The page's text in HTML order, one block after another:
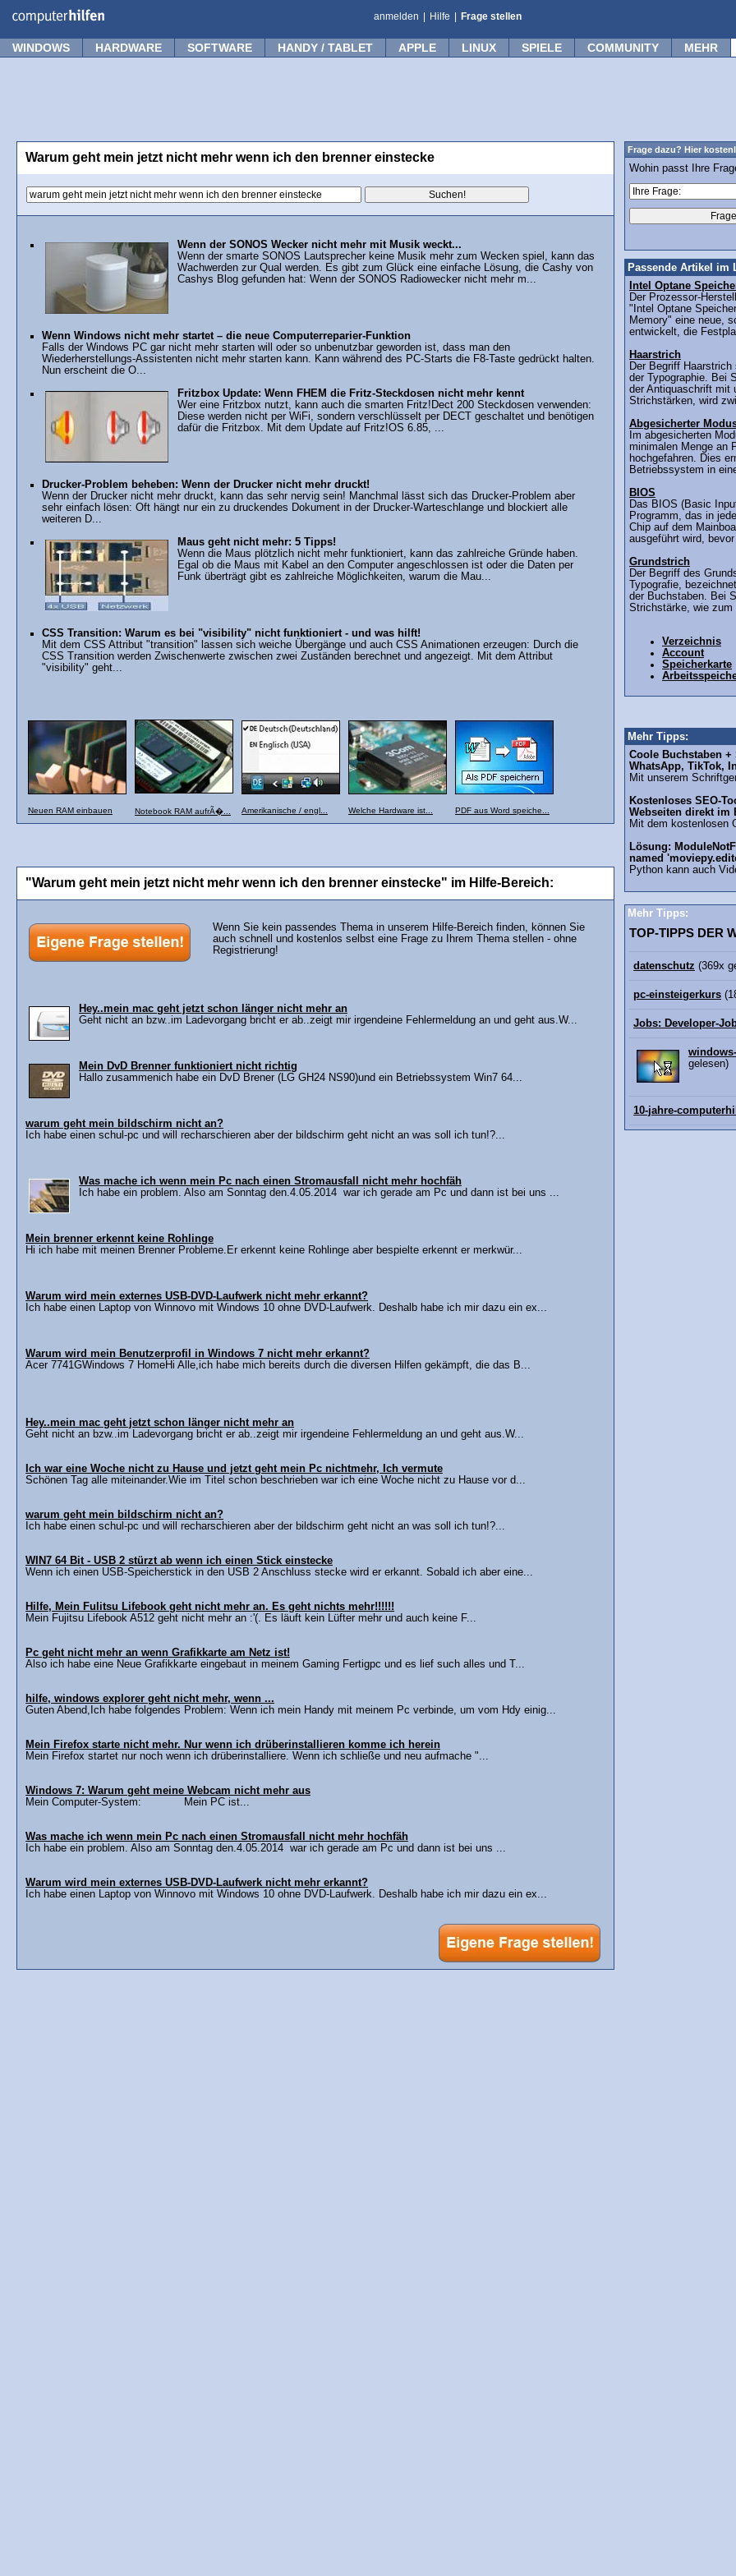
anmelden Hilfe Frage stellen
WINDOWS HARDWARE SOFTWARE HANDY / TABLET APPLE LINUX SPIELE COMMUNITY MEHR
Warum geht mein jetzt nicht mehr wenn ich den brenner einstecke
Wenn der SONOS Wecker nicht mehr mit Musik weckt...
Wenn der smarte SONOS Lautsprecher keine Musik mehr zum Wecken spiel, kann das
Wachwerden zur Qual werden. Es gibt zum Glück eine einfache Lösung, die Cashy von
Cashys Blog gefunden hat: Wenn der SONOS Radiowecker nicht mehr m...
Wenn Windows nicht mehr startet – die neue Computerreparier-Funktion
Falls der Windows PC gar nicht mehr starten will oder so unbenutzbar geworden ist, dass man den
Wiederherstellungs-Assistenten nicht mehr starten kann. Kann während des PC-Starts die F8-Taste gedrückt halten.
Nun erscheint die O...
Fritzbox Update: Wenn FHEM die Fritz-Steckdosen nicht mehr kennt
Wer eine Fritzbox nutzt, kann auch die smarten Fritz!Dect 200 Steckdosen verwenden:
Diese werden nicht per WiFi, sondern verschlüsselt per DECT geschaltet und benötigen
dafür die Fritzbox. Mit dem Update auf Fritz!OS 6.85, ...
Drucker-Problem beheben: Wenn der Drucker nicht mehr druckt!
Wenn der Drucker nicht mehr druckt, kann das sehr nervig sein! Manchmal lässt sich das Drucker-Problem aber
sehr einfach lösen: Oft hängt nur ein zu druckendes Dokument in der Drucker-Warteschlange und blockiert alle
weiteren D...
Maus geht nicht mehr: 5 Tipps!
Wenn die Maus plötzlich nicht mehr funktioniert, kann das zahlreiche Gründe haben.
Egal ob die Maus mit Kabel an den Computer angeschlossen ist oder die Daten per
Funk überträgt gibt es zahlreiche Möglichkeiten, warum die Mau...
CSS Transition: Warum es bei "visibility" nicht funktioniert - und was hilft!
Mit dem CSS Attribut "transition" lassen sich weiche Übergänge und auch CSS Animationen erzeugen: Durch die
CSS Transition werden Zwischenwerte zwischen zwei Zuständen berechnet und angezeigt. Mit dem Attribut
"visibility" geht...
Neuen RAM einbauen Notebook RAM aufrÃ�... Amerikanische / engl... Welche Hardware ist... PDF aus Word speiche...
"Warum geht mein jetzt nicht mehr wenn ich den brenner einstecke" im Hilfe-Bereich:
Wenn Sie kein passendes Thema in unserem Hilfe-Bereich finden, können Sie
auch schnell und kostenlos selbst eine Frage zu Ihrem Thema stellen - ohne
Registrierung!
Hey..mein mac geht jetzt schon länger nicht mehr an
Geht nicht an bzw..im Ladevorgang bricht er ab..zeigt mir irgendeine Fehlermeldung an und geht aus.W...
Mein DvD Brenner funktioniert nicht richtig
Hallo zusammenich habe ein DvD Brener (LG GH24 NS90)und ein Betriebssystem Win7 64...
warum geht mein bildschirm nicht an?
Ich habe einen schul-pc und will recharschieren aber der bildschirm geht nicht an was soll ich tun!?...
Was mache ich wenn mein Pc nach einen Stromausfall nicht mehr hochfäh
Ich habe ein problem. Also am Sonntag den.4.05.2014 war ich gerade am Pc und dann ist bei uns ...
Mein brenner erkennt keine Rohlinge
Hi ich habe mit meinen Brenner Probleme.Er erkennt keine Rohlinge aber bespielte erkennt er merkwür...
Warum wird mein externes USB-DVD-Laufwerk nicht mehr erkannt?
Ich habe einen Laptop von Winnovo mit Windows 10 ohne DVD-Laufwerk. Deshalb habe ich mir dazu ein ex...
Warum wird mein Benutzerprofil in Windows 7 nicht mehr erkannt?
Acer 7741GWindows 7 HomeHi Alle,ich habe mich bereits durch die diversen Hilfen gekämpft, die das B...
Hey..mein mac geht jetzt schon länger nicht mehr an
Geht nicht an bzw..im Ladevorgang bricht er ab..zeigt mir irgendeine Fehlermeldung an und geht aus.W...
Ich war eine Woche nicht zu Hause und jetzt geht mein Pc nichtmehr, Ich vermute
Schönen Tag alle miteinander.Wie im Titel schon beschrieben war ich eine Woche nicht zu Hause vor d...
warum geht mein bildschirm nicht an?
Ich habe einen schul-pc und will recharschieren aber der bildschirm geht nicht an was soll ich tun!?...
WIN7 64 Bit - USB 2 stürzt ab wenn ich einen Stick einstecke
Wenn ich einen USB-Speicherstick in den USB 2 Anschluss stecke wird er erkannt. Sobald ich aber eine...
Hilfe, Mein Fulitsu Lifebook geht nicht mehr an. Es geht nichts mehr!!!!!!
Mein Fujitsu Lifebook A512 geht nicht mehr an :'(. Es läuft kein Lüfter mehr und auch keine F...
Pc geht nicht mehr an wenn Grafikkarte am Netz ist!
Also ich habe eine Neue Grafikkarte eingebaut in meinem Gaming Fertigpc und es lief such alles und T...
hilfe, windows explorer geht nicht mehr, wenn ...
Guten Abend,Ich habe folgendes Problem: Wenn ich mein Handy mit meinem Pc verbinde, um vom Hdy einig...
Mein Firefox starte nicht mehr. Nur wenn ich drüberinstallieren komme ich herein
Mein Firefox startet nur noch wenn ich drüberinstalliere. Wenn ich schließe und neu aufmache "...
Windows 7: Warum geht meine Webcam nicht mehr aus
Mein Computer-System: Mein PC ist...
Was mache ich wenn mein Pc nach einen Stromausfall nicht mehr hochfäh
Ich habe ein problem. Also am Sonntag den.4.05.2014 war ich gerade am Pc und dann ist bei uns ...
Warum wird mein externes USB-DVD-Laufwerk nicht mehr erkannt?
Ich habe einen Laptop von Winnovo mit Windows 10 ohne DVD-Laufwerk. Deshalb habe ich mir dazu ein ex...
Frage dazu? Hier
Wohin passt Ihre
Passende Artikel im
Intel Optane
Der Prozessor-
"Intel Optane
Memory" eine neue,
entwickelt, die
Haarstrich
Der Begriff
der Typographie. Bei
der Antiquaschrift mit
Strichstärken, wird
Abgesicherter
Im abgesicherten
minimalen Menge an
hochgefahren. Dies
Betriebssystem in
BIOS
Das BIOS (Basic
Programm, das in
Chip auf dem
ausgeführt wird,
Grundstrich
Der Begriff des
Typografie,
der Buchstaben. Bei
Strichstärke, wie zum
Verzeichnis
Account
Speicherkarte
Mehr Tipps:
Coole Buchstaben
WhatsApp, TikTok,
Mit unserem
Kostenloses SEO-
Webseiten direkt im
Mit dem kostenlosen
Lösung:
named
Python kann auch
Mehr Tipps:
TOP-TIPPS DER
datenschutz (369x
pc-einsteigerkurs
Jobs: Developer-
gelesen)
10-jahre-